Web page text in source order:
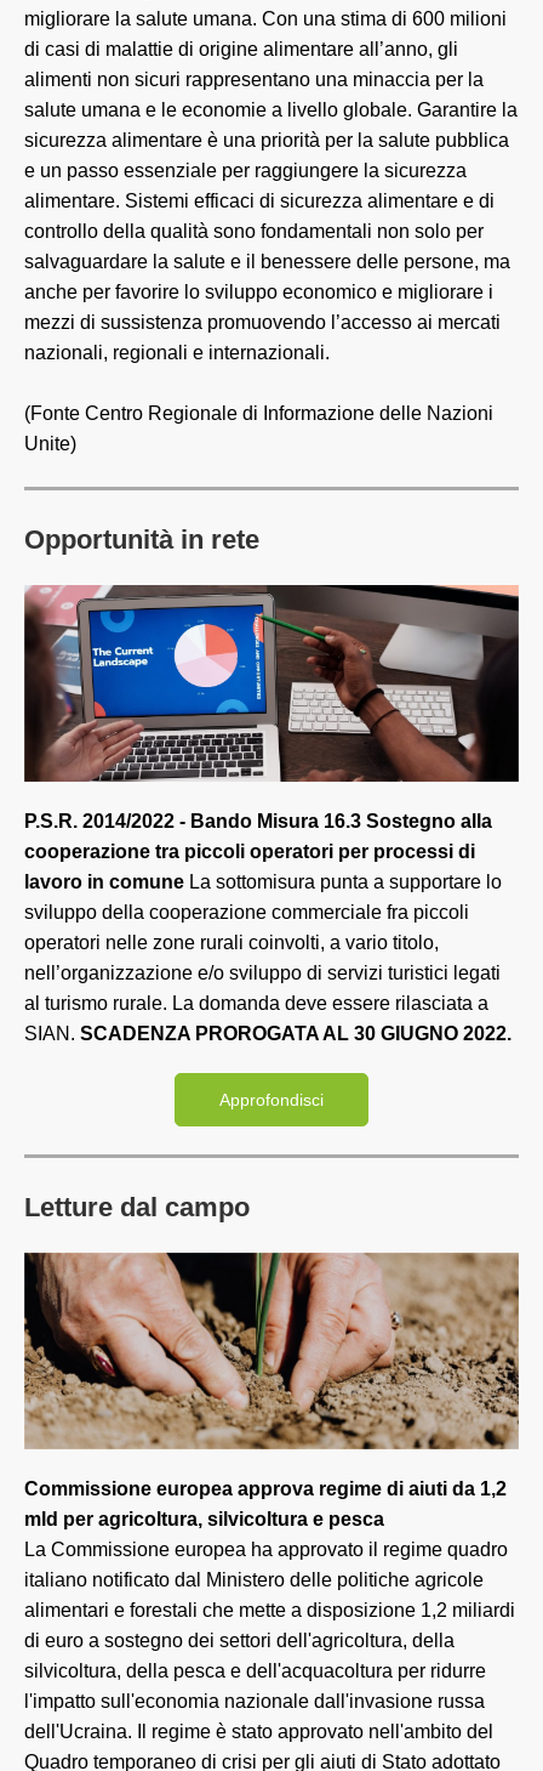
migliorare la salute umana. Con una stima di 600 milioni
di casi di malattie di origine alimentare all’anno, gli
alimenti non sicuri rappresentano una minaccia per la
salute umana e le economie a livello globale. Garantire la
sicurezza alimentare è una priorità per la salute pubblica
e un passo essenziale per raggiungere la sicurezza
alimentare. Sistemi efficaci di sicurezza alimentare e di
controllo della qualità sono fondamentali non solo per
salvaguardare la salute e il benessere delle persone, ma
anche per favorire lo sviluppo economico e migliorare i
mezzi di sussistenza promuovendo l’accesso ai mercati
nazionali, regionali e internazionali.
(Fonte Centro Regionale di Informazione delle Nazioni
Unite)
Opportunità in rete
P.S.R. 2014/2022 - Bando Misura 16.3 Sostegno alla
cooperazione tra piccoli operatori per processi di
lavoro in comune La sottomisura punta a supportare lo
sviluppo della cooperazione commerciale fra piccoli
operatori nelle zone rurali coinvolti, a vario titolo,
nell’organizzazione e/o sviluppo di servizi turistici legati
al turismo rurale. La domanda deve essere rilasciata a
SIAN. SCADENZA PROROGATA AL 30 GIUGNO 2022.
Approfondisci
Letture dal campo
Commissione europea approva regime di aiuti da 1,2
mld per agricoltura, silvicoltura e pesca
La Commissione europea ha approvato il regime quadro
italiano notificato dal Ministero delle politiche agricole
alimentari e forestali che mette a disposizione 1,2 miliardi
di euro a sostegno dei settori dell'agricoltura, della
silvicoltura, della pesca e dell'acquacoltura per ridurre
l'impatto sull'economia nazionale dall'invasione russa
dell'Ucraina. Il regime è stato approvato nell'ambito del
Quadro temporaneo di crisi per gli aiuti di Stato adottato